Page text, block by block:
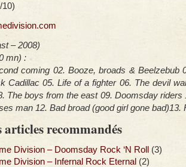
10)
– 2008)
mn) :
coming 02. Booze, broads & Beelzebub
Cadillac 05. Life of a fighter 06. The devil
The boys from the east 09. Doomsday riders
man 12. Bad broad (good girl gone bad)13.
recommandés
Division – Doomsday Rock ‘N Roll (3)
Division – Infernal Rock Eternal (2)